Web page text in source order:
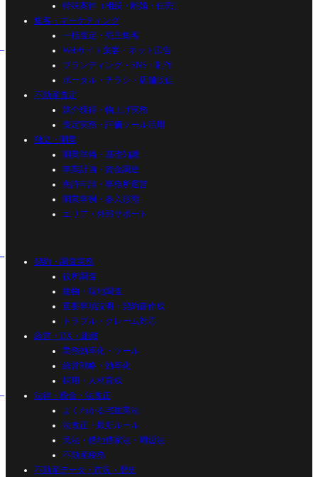
特殊案件（相続・離婚・任売）
集客・マーケティング
一括査定・売主集客
Webサイト集客・ネット広告
ブランディング・SNS・制作
ポータル・チラシ・店舗販促
不動産査定
媒介獲得・物上げ実務
査定実務・評価ツール活用
独立・開業
開業準備・基礎知識
事業計画・資金調達
免許申請・事務所運営
開業事例・参入形態
エリア・外部サポート
契約・調査実務
役所調査
建物・現地調査
重要事項説明・契約書作成
トラブル・クレーム対応
経営・DX・組織
業務効率化・ツール
経営戦略・効率化
採用・人材育成
法律・税金・法改正
よくわかる宅建業法
法改正・最新ルール
民法・借地借家法・周辺法
不動産税務
不動産データ・市況・歴史